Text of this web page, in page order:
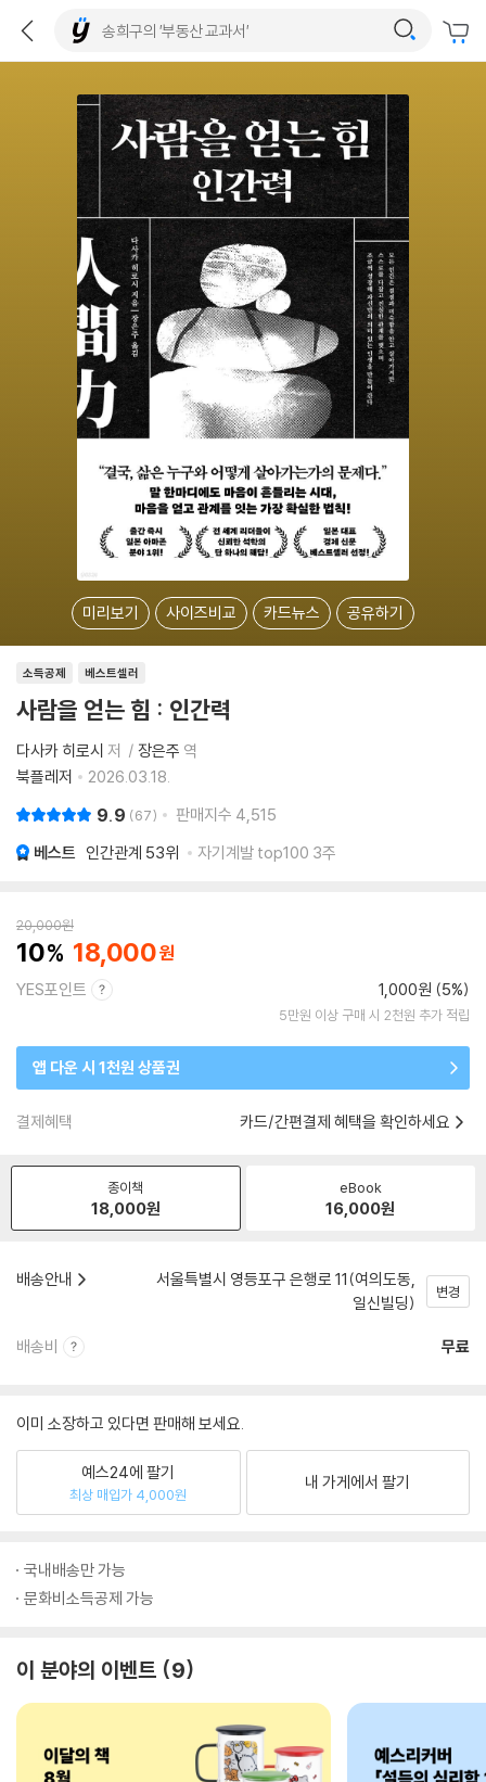
미리보기 사이즈비교 카드뉴스 공유하기
소득공제 베스트셀러
사람을 얻는 힘 : 인간력
다사카 히로시 저 장은주 역
북플레저
2026.03.18.
9.9 67 판매지수 4,515
베스트 인간관계 53위 자기계발 top100 3주
20,000원
10 18,000
YES포인트 1,000원 (5%)
5만원 이상 구매 시 2천원 추가 적립
앱 다운 시 1천원 상품권
결제혜택 카드/간편결제 혜택을 확인하세요
종이책
18,000원
eBook
16,000원
배송안내
서울특별시 영등포구 은행로 11(여의도동,
일신빌딩)
변경
배송비 무료
이미 소장하고 있다면 판매해 보세요.
예스24에 팔기
최상 매입가 4,000원
내 가게에서 팔기
국내배송만 가능
문화비소득공제 가능
이 분야의 이벤트 9